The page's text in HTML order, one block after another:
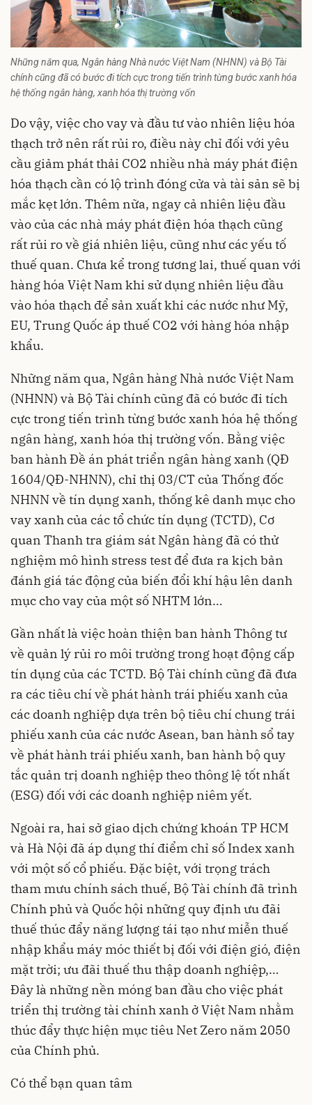
Những năm qua, Ngân hàng Nhà nước Việt Nam (NHNN) và Bộ Tài
chính cũng đã có bước đi tích cực trong tiến trình từng bước xanh hóa
hệ thống ngân hàng, xanh hóa thị trường vốn
Do vậy, việc cho vay và đầu tư vào nhiên liệu hóa
thạch trở nên rất rủi ro, điều này chỉ đối với yêu
cầu giảm phát thải CO2 nhiều nhà máy phát điện
hóa thạch cần có lộ trình đóng cửa và tài sản sẽ bị
mắc kẹt lớn. Thêm nữa, ngay cả nhiên liệu đầu
vào của các nhà máy phát điện hóa thạch cũng
rất rủi ro về giá nhiên liệu, cũng như các yếu tố
thuế quan. Chưa kể trong tương lai, thuế quan với
hàng hóa Việt Nam khi sử dụng nhiên liệu đầu
vào hóa thạch để sản xuất khi các nước như Mỹ,
EU, Trung Quốc áp thuế CO2 với hàng hóa nhập
khẩu.
Những năm qua, Ngân hàng Nhà nước Việt Nam
(NHNN) và Bộ Tài chính cũng đã có bước đi tích
cực trong tiến trình từng bước xanh hóa hệ thống
ngân hàng, xanh hóa thị trường vốn. Bằng việc
ban hành Đề án phát triển ngân hàng xanh (QĐ
1604/QĐ-NHNN), chỉ thị 03/CT của Thống đốc
NHNN về tín dụng xanh, thống kê danh mục cho
vay xanh của các tổ chức tín dụng (TCTD), Cơ
quan Thanh tra giám sát Ngân hàng đã có thử
nghiệm mô hình stress test để đưa ra kịch bản
đánh giá tác động của biến đổi khí hậu lên danh
mục cho vay của một số NHTM lớn…
Gần nhất là việc hoàn thiện ban hành Thông tư
về quản lý rủi ro môi trường trong hoạt động cấp
tín dụng của các TCTD. Bộ Tài chính cũng đã đưa
ra các tiêu chí về phát hànhtrái phiếu xanhcủa
các doanh nghiệp dựa trên bộ tiêu chí chung trái
phiếu xanh của các nước Asean, ban hành sổ tay
về phát hành trái phiếu xanh, ban hành bộ quy
tắc quản trị doanh nghiệp theo thông lệ tốt nhất
(ESG) đối với các doanh nghiệp niêm yết.
Ngoài ra, hai sở giao dịch chứng khoán TP HCM
và Hà Nội đã áp dụng thí điểm chỉ số Index xanh
với một số cổ phiếu. Đặc biệt, với trọng trách
tham mưu chính sách thuế, Bộ Tài chính đã trình
Chính phủ và Quốc hội những quy định ưu đãi
thuế thúc đẩy năng lượng tái tạo như miễn thuế
nhập khẩu máy móc thiết bị đối với điện gió, điện
mặt trời; ưu đãi thuế thu thập doanh nghiệp,…
Đây là những nền móng ban đầu cho việc phát
triển thị trường tài chính xanh ở Việt Nam nhằm
thúc đẩy thực hiện mục tiêu Net Zero năm 2050
của Chính phủ.
Có thể bạn quan tâm